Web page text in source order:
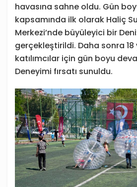
havasına sahne oldu. Gün
kapsamında ilk olarak Haliç
Merkezi’nde büyüleyici bir
gerçekleştirildi. Daha sonra
katılımcılar için gün boyu
Deneyimi fırsatı sunuldu.